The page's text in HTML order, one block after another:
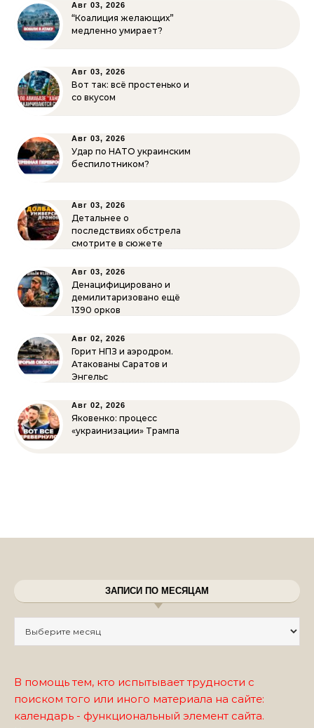
Авг 03, 2026
“Коалиция желающих”
медленно умирает?
Авг 03, 2026
Вот так: всё простенько и
со вкусом
Авг 03, 2026
Удар по НАТО украинским
беспилотником?
Авг 03, 2026
Детальнее о
последствиях обстрела
смотрите в сюжете
Авг 03, 2026
Денацифицировано и
демилитаризовано ещё
1390 орков
Авг 02, 2026
Горит НПЗ и аэродром.
Атакованы Саратов и
Энгельс
Авг 02, 2026
Яковенко: процесс
«украинизации» Трампа
ЗАПИСИ ПО МЕСЯЦАМ
В помощь тем, кто испытывает трудности с
поиском того или иного материала на сайте:
календарь - функциональный элемент сайта.